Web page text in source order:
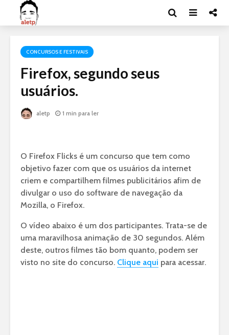
CONCURSOS E FESTIVAIS
Firefox, segundo seus
usuários.
aletp 1 min para ler
O Firefox Flicks é um concurso que tem como
objetivo fazer com que os usuários da internet
criem e compartilhem filmes publicitários afim de
divulgar o uso do software de navegação da
Mozilla, o Firefox.
O vídeo abaixo é um dos participantes. Trata-se de
uma maravilhosa animação de 30 segundos. Além
deste, outros filmes tão bom quanto, podem ser
visto no site do concurso. Clique aqui para acessar.